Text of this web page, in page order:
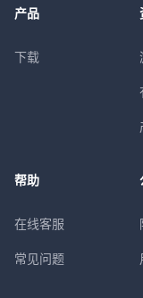
产品
下载
帮助
在线客服
常见问题